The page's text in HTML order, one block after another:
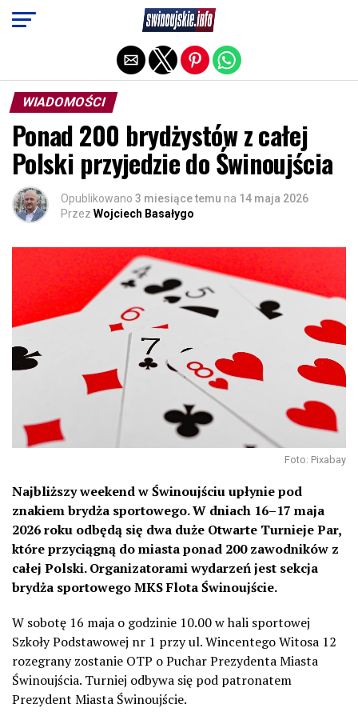
WIADOMOŚCI
Ponad 200 brydżystów z całej
Polski przyjedzie do Świnoujścia
Opublikowano 3 miesiące temu na 14 maja 2026
Przez Wojciech Basałygo
Foto: Pixabay
Najbliższy weekend w Świnoujściu upłynie pod
znakiem brydża sportowego. W dniach 16–17 maja
2026 roku odbędą się dwa duże Otwarte Turnieje Par,
które przyciągną do miasta ponad 200 zawodników z
całej Polski. Organizatorami wydarzeń jest sekcja
brydża sportowego MKS Flota Świnoujście.
W sobotę 16 maja o godzinie 10.00 w hali sportowej
Szkoły Podstawowej nr 1 przy ul. Wincentego Witosa 12
rozegrany zostanie OTP o Puchar Prezydenta Miasta
Świnoujścia. Turniej odbywa się pod patronatem
Prezydent Miasta Świnoujście.
Exit mobile version